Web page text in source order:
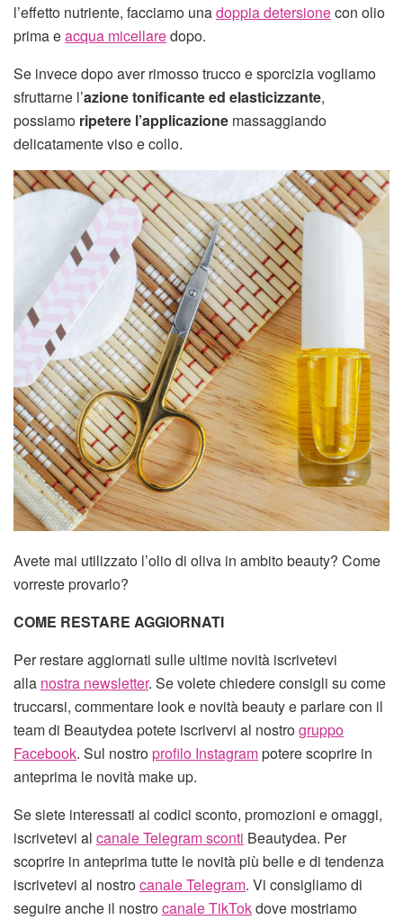
l’effetto nutriente, facciamo unadoppia detersionecon olio
prima eacqua micellaredopo.
Se invece dopo aver rimosso trucco e sporcizia vogliamo
sfruttarne l’azione tonificante ed elasticizzante,
possiamo ripetere l’applicazione massaggiando
delicatamente viso e collo.
Avete mai utilizzato l’olio di oliva in ambito beauty? Come
vorreste provarlo?
COME RESTARE AGGIORNATI
Per restare aggiornati sulle ultime novità iscrivetevi
alla nostra newsletter. Se volete chiedere consigli su come
truccarsi, commentare look e novità beauty e parlare con il
team di Beautydea potete iscrivervi al nostrogruppo
Facebook. Sul nostroprofilo Instagrampotere scoprire in
anteprima le novità make up.
Se siete interessati ai codici sconto, promozioni e omaggi,
iscrivetevi al canale Telegram sconti Beautydea. Per
scoprire in anteprima tutte le novità più belle e di tendenza
iscrivetevi al nostrocanale Telegram. Vi consigliamo di
seguire anche il nostrocanale TikTokdove mostriamo